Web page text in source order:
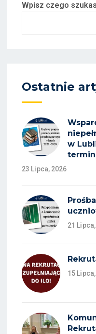
Wpisz czego
Ostatnie
w
23 Lipca, 2026
21
15